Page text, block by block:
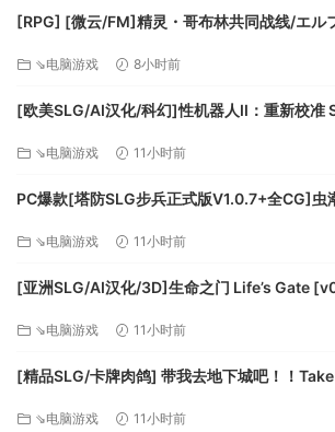
从指挥完全符合史实的步兵、坦克和车辆到
进，每支部队都将占有一席之地，单靠原始
交火，玩家都需要巧妙地控制动态前线，才
进。
关于这款游戏
即时战略 (RTS) 游戏，玩家在单人战役中与
诺曼底 44》中，玩家可在 1944 年诺曼底登
同国家的传奇之师，如美国第 101 空降师、
[RPG] [微云/FM]精灵・哥布林共同战线/エルフ・ゴブリン統一戦
⇘电脑游戏 8小时前
[欧美SLG/AI汉化/科幻]性机器人II：重新校准
⇘电脑游戏 11小时前
PC爆款[塔防SLG步兵正式版V1.0.7+全CG]虫
迅雷/UC/夸克
⇘电脑游戏 11小时前
[亚洲SLG/AI汉化/3D]生命之门 Life’s Gate
⇘电脑游戏 11小时前
[精品SLG/卡牌肉鸽] 带我去地下城吧！！
⇘电脑游戏 11小时前